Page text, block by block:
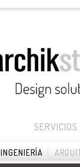
SERVICIOS
INGENIERÍA |